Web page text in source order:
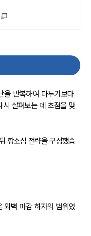
을 반복하여 다투기보다
살펴보는 데 초점을 맞
항소심 전략을 구성했습
외벽 마감 하자의 범위였